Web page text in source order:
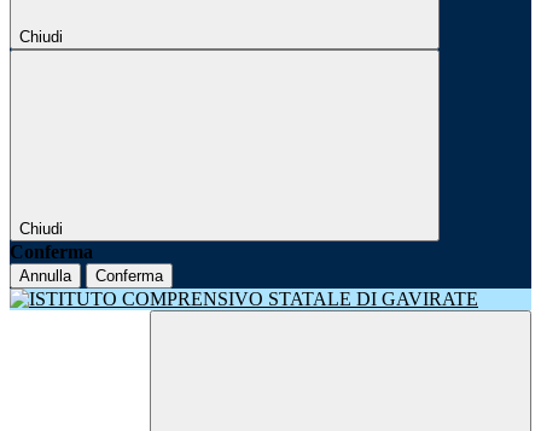
Chiudi
Chiudi
Conferma
Annulla Conferma